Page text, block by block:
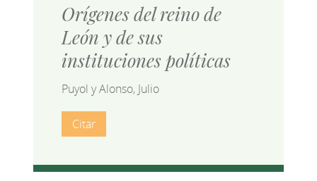
Orígenes del reino de
León y de sus
instituciones políticas
Puyol y Alonso, Julio
Citar